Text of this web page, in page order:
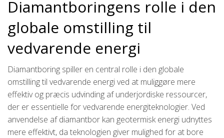
Diamantboringens rolle i den
globale omstilling til
vedvarende energi
Diamantboring spiller en central rolle i den globale
omstilling til vedvarende energi ved at muliggøre mere
effektiv og præcis udvinding af underjordiske ressourcer,
der er essentielle for vedvarende energiteknologier. Ved
anvendelse af diamantbor kan geotermisk energi udnyttes
mere effektivt, da teknologien giver mulighed for at bore